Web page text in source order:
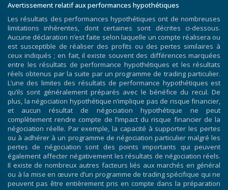
Avertissement relatif aux performances hypothétiques
Les résultats des performances hypothétiques ont de nombreuses
limitations inhérentes, dont certaines sont décrites ci-dessous.
Aucune déclaration n’est faite selon laquelle un compte réalisera ou
est susceptible de réaliser des profits ou des pertes similaires à
ceux indiqués ; en fait, il existe souvent des différences marquées
entre les résultats de performance hypothétiques et les résultats
réels obtenus par la suite par un programme de trading particulier.
L’une des limites des résultats de performance hypothétiques est
qu’ils sont généralement préparés avec le bénéfice du recul. De
plus, la négociation hypothétique n’implique pas de risque financier,
et aucun résultat de négociation hypothétique ne peut
complètement rendre compte de l’impact du risque financier de la
négociation réelle. Par exemple, la capacité à supporter les pertes
ou à adhérer à un programme de négociation particulier malgré les
pertes de négociation sont des points importants qui peuvent
également affecter négativement les résultats de négociation réels.
Il existe de nombreux autres facteurs liés aux marchés en général
ou à la mise en œuvre d’un programme de trading spécifique qui ne
peuvent pas être entièrement pris en compte dans la préparation